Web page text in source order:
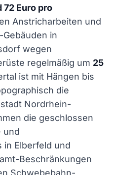
72 Euro pro
Anstricharbeiten und
in
wegen
regelmäßig um 25
ist mit Hängen bis
die
Nordrhein-
die geschlossen
und
in Elberfeld und
Beschränkungen